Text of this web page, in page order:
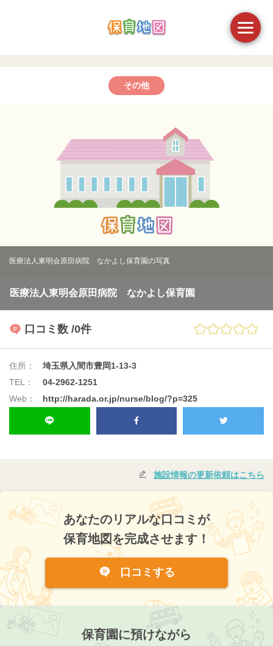
その他
医療法人東明会原田病院 なかよし保育園の写真
医療法人東明会原田病院 なかよし保育園
口コミ数 /0件
住所：
埼玉県入間市豊岡1-13-3
TEL：
04-2962-1251
Web：
http://harada.or.jp/nurse/blog/?p=325
施設情報の更新依頼はこちら
あなたのリアルな口コミが
保育地図を完成させます！
口コミする
保育園に預けながら